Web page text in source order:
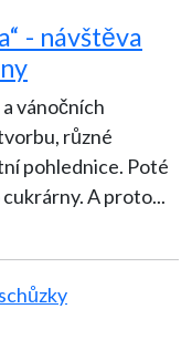
- návštěva
vánočních
různé
pohlednice. Poté
cukrárny. A proto...